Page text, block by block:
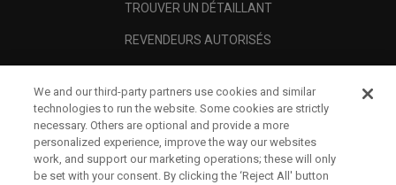
TROUVER UN DÉTAILLANT
REVENDEURS AUTORISÉS
A PROPOS
MENTIONS LÉGALES
We and our third-party partners use cookies and similar
technologies to run the website. Some cookies are strictly
necessary. Others are optional and provide a more
personalized experience, improve the way our websites
work, and support our marketing operations; these will only
be set with your consent. By clicking the ‘Reject All' button